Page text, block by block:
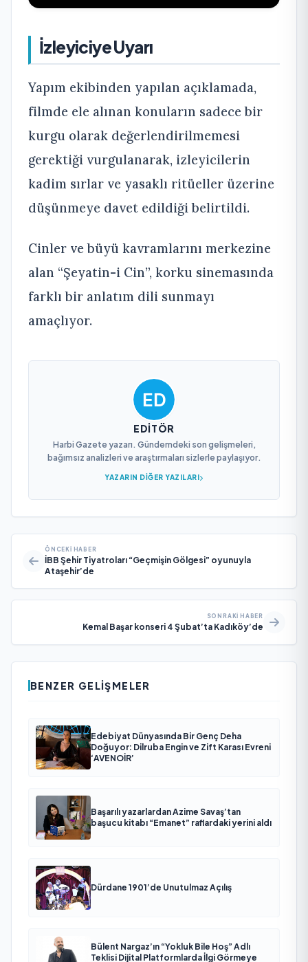
İzleyiciye Uyarı
Yapım ekibinden yapılan açıklamada,
filmde ele alınan konuların sadece bir
kurgu olarak değerlendirilmemesi
gerektiği vurgulanarak, izleyicilerin
kadim sırlar ve yasaklı ritüeller üzerine
düşünmeye davet edildiği belirtildi.
Cinler ve büyü kavramlarını merkezine
alan “Şeyatin-i Cin”, korku sinemasında
farklı bir anlatım dili sunmayı
amaçlıyor.
EDITÖR
Harbi Gazete yazarı. Gündemdeki son gelişmeleri,
bağımsız analizleri ve araştırmaları sizlerle paylaşıyor.
YAZARIN DIĞER YAZILARI
ÖNCEKI HABER
İBB Şehir Tiyatroları “Geçmişin Gölgesi” oyunuyla
Ataşehir’de
SONRAKI HABER
Kemal Başar konseri 4 Şubat’ta Kadıköy’de
BENZER GELIŞMELER
Edebiyat Dünyasında Bir Genç Deha
Doğuyor: Dilruba Engin ve Zift Karası Evreni
‘AVENOİR’
Başarılı yazarlardan Azime Savaş’tan
başucu kitabı “Emanet” raflardaki yerini aldı
Dürdane 1901’de Unutulmaz Açılış
Bülent Nargaz’ın “Yokluk Bile Hoş” Adlı
Teklisi Dijital Platformlarda İlgi Görmeye